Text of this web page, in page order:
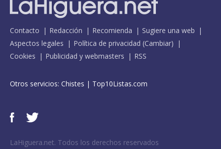
Contacto Redacción Recomienda
Sugiere una web
Aspectos legales
Política de privacidad (Cambiar)
Cookies
Publicidad y webmasters RSS
Otros servicios: Chistes | Top10Listas.com
LaHiguera.net. Todos los derechos reservados